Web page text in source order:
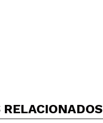
RELACIONADOS